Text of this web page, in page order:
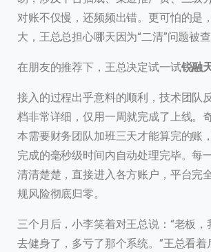
对账不仅慢，还频频出错。更可怕的是
大，王总总担心哪天因为“二清”问题被查
在朋友的推荐下，王总决定试一试锐融
接入的过程出乎意料的顺利，技术团队
档非常详细，仅用一周就完成了上线。
本需要财务团队加班三天才能算完的账
完成的毫秒级时间内自动处理完毕。每
清清楚楚，直接进入各方账户，平台完
规风险彻底归零。
三个月后，小李笑着对王总说：“老板
去健身了，多亏了那个系统。”王总看着